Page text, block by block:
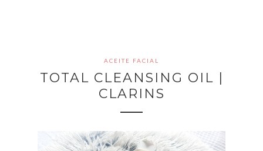
ACEITE FACIAL
TOTAL CLEANSING OIL |
CLARINS